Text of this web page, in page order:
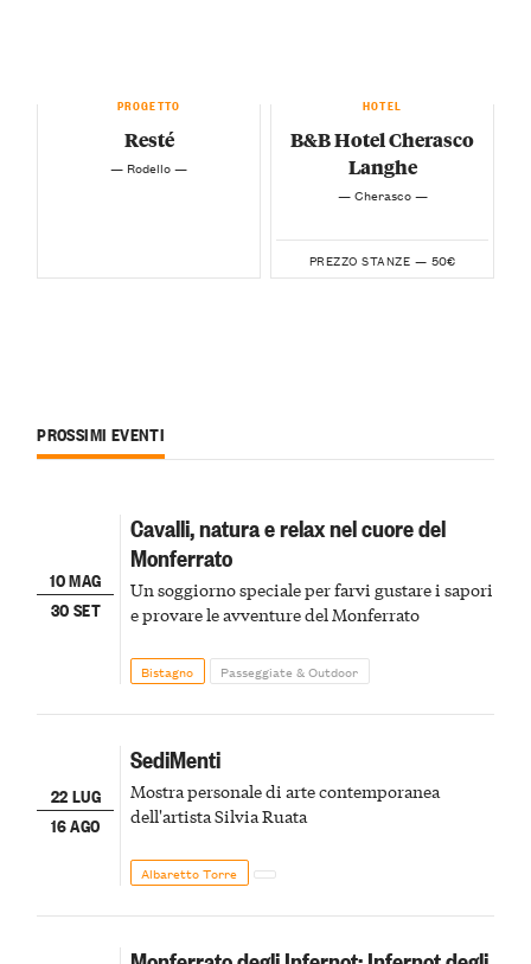
PROGETTO
Resté
— Rodello —
HOTEL
B&B Hotel Cherasco
Langhe
— Cherasco —
PREZZO STANZE — 50€
PROSSIMI EVENTI
10 MAG
30 SET
Cavalli, natura e relax nel cuore del
Monferrato
Un soggiorno speciale per farvi gustare i sapori
e provare le avventure del Monferrato
Bistagno Passeggiate & Outdoor
22 LUG
16 AGO
SediMenti
Mostra personale di arte contemporanea
dell'artista Silvia Ruata
Albaretto Torre